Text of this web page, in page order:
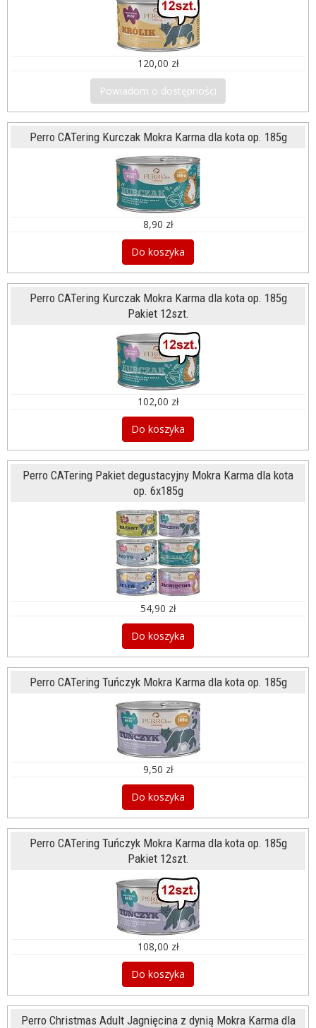
120,00 zł
Powiadom o dostępności
Perro CATering Kurczak Mokra Karma dla kota op. 185g
8,90 zł
Do koszyka
Perro CATering Kurczak Mokra Karma dla kota op. 185g
Pakiet 12szt.
102,00 zł
Do koszyka
Perro CATering Pakiet degustacyjny Mokra Karma dla kota
op. 6x185g
54,90 zł
Do koszyka
Perro CATering Tuńczyk Mokra Karma dla kota op. 185g
9,50 zł
Do koszyka
Perro CATering Tuńczyk Mokra Karma dla kota op. 185g
Pakiet 12szt.
108,00 zł
Do koszyka
Perro Christmas Adult Jagnięcina z dynią Mokra Karma dla